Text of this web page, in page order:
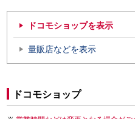
ドコモショップを表示
量販店などを表示
ドコモショップ